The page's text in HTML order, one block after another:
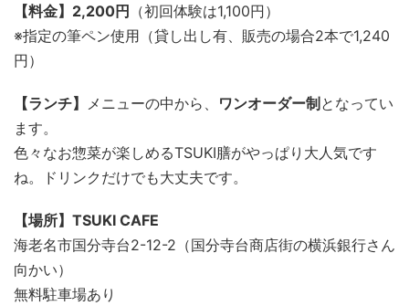
【料金】2,200円 （初回体験は1,100円）
※指定の筆ペン使用（貸し出し有、販売の場合2本で1,240
円）
【ランチ】 メニューの中から、 ワンオーダー制となってい
ます。
色々なお惣菜が楽しめるTSUKI膳がやっぱり大人気です
ね。ドリンクだけでも大丈夫です。
【場所】TSUKI CAFE
海老名市国分寺台2-12-2（国分寺台商店街の横浜銀行さん
向かい）
無料駐車場あり